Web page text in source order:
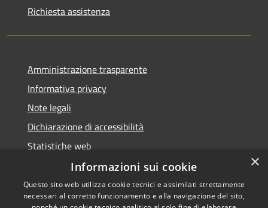
Richiesta assistenza
Amministrazione trasparente
Informativa privacy
Note legali
Dichiarazione di accessibilità
Statistiche web
×
Informazioni sui cookie
Questo sito web utilizza cookie tecnici e assimilati strettamente
necessari al corretto funzionamento e alla navigazione del sito,